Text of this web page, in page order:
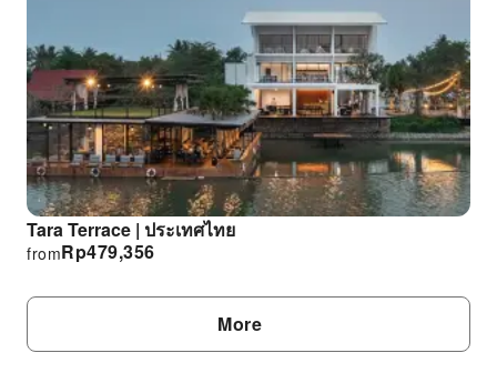
Tara Terrace | ประเทศไทย
Rp479,356
from
More